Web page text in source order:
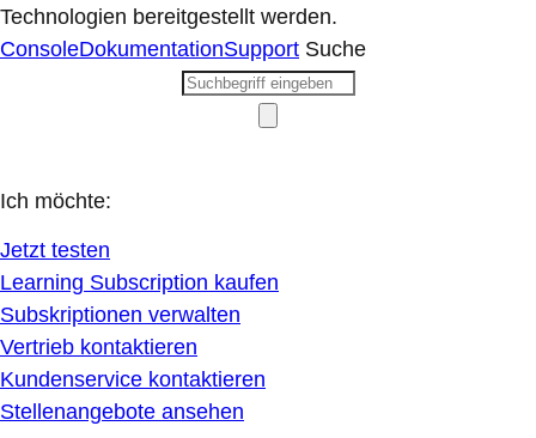
Technologien bereitgestellt werden.
ConsoleDokumentationSupport Suche
Ich möchte:
Jetzt testen
Learning Subscription kaufen
Subskriptionen verwalten
Vertrieb kontaktieren
Kundenservice kontaktieren
Stellenangebote ansehen